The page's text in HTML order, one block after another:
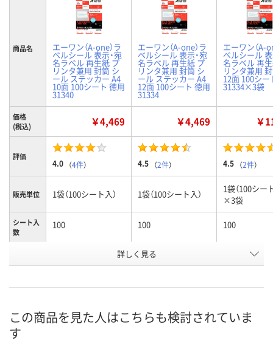
商品名 エーワン（A-one）ラ
ベルシール 表示・宛
名ラベル 再生紙 プ
リンタ兼用 封筒 シ
ール ステッカー A4
10面 100シート 徳用
31340
エーワン（A-one）ラ
ベルシール 表示・宛
名ラベル 再生紙 プ
リンタ兼用 封筒 シ
ール ステッカー A4
12面 100シート 徳用
31334
エーワン（A-
ベルシール 表
名ラベル 再
リンタ兼用
12面 100シー
31334×3袋
価格
(税込)
￥4,469 ￥4,469 ￥
評価
4.0 （4件） 4.5 （2件） 4.5 （2件）
販売単位 1袋（100シート入） 1袋（100シート入）
1袋（100シー
×3袋
シート入
数
100 100 100
イズ
（86.4×50.8mm）
12面
（86.4×42.3mm）
（
お申込番
在庫 あり あり 3点
詳しく見る
この商品を見た人はこちらも検討されていま
す